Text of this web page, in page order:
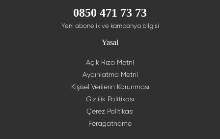
0850 471 73 73
Yeni abonelik ve kampanya bilgisi
Yasal
Açık Rıza Metni
Aydınlatma Metni
Kişisel Verilerin Korunması
Gizlilik Politikası
Çerez Politikası
Feragatname